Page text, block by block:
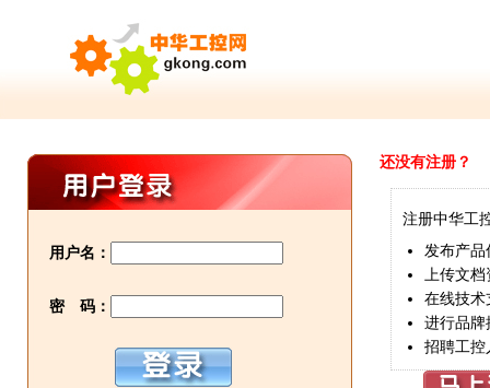
用户名：
密 码：
还没有注册？
注册中华工
发布产品
上传文档
在线技术
进行品牌
招聘工控